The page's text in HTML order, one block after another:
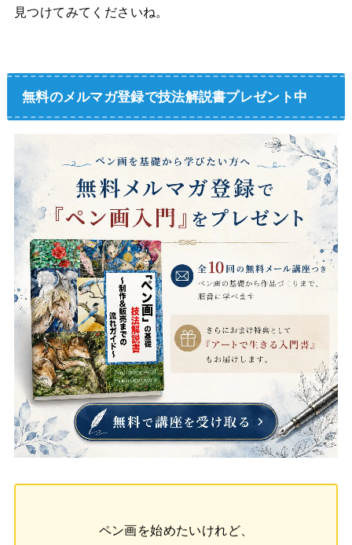
見つけてみてくださいね。
無料のメルマガ登録で技法解説書プレゼント中
ペン画を始めたいけれど、